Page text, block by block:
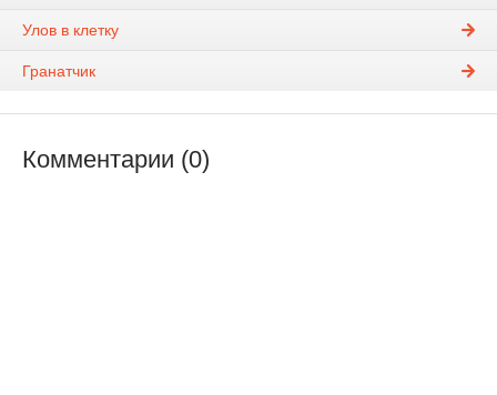
Улов в клетку
Гранатчик
Комментарии (0)